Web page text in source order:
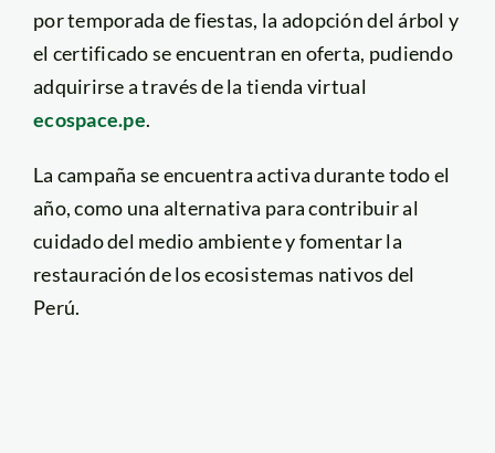
por temporada de fiestas, la adopción del árbol y
el certificado se encuentran en oferta, pudiendo
adquirirse a través de la tienda virtual
ecospace.pe.
La campaña se encuentra activa durante todo el
año, como una alternativa para contribuir al
cuidado del medio ambiente y fomentar la
restauración de los ecosistemas nativos del
Perú.